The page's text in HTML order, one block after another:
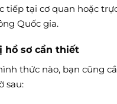
tiếp tại cơ quan hoặc
Quốc gia.
hồ sơ cần thiết
thức nào, bạn cũng
sau: